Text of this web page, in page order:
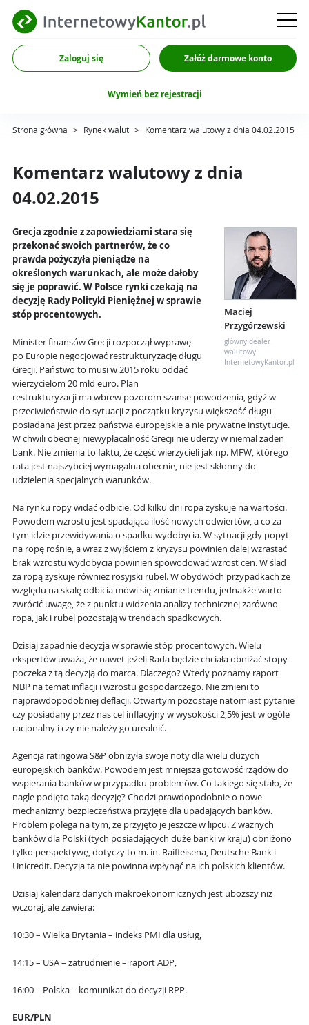
Zaloguj się Załóż darmowe konto
Wymień bez rejestracji
Strona główna > Rynek walut > Komentarz walutowy z dnia 04.02.2015
Komentarz walutowy z dnia
04.02.2015
Maciej
Przygórzewski
główny dealer
walutowy
InternetowyKantor.pl
Grecja zgodnie z zapowiedziami stara się
przekonać swoich partnerów, że co
prawda pożyczyła pieniądze na
określonych warunkach, ale może dałoby
się je poprawić. W Polsce rynki czekają na
decyzję Rady Polityki Pieniężnej w sprawie
stóp procentowych.
Minister finansów Grecji rozpoczął wyprawę
po Europie negocjować restrukturyzację długu
Grecji. Państwo to musi w 2015 roku oddać
wierzycielom 20 mld euro. Plan
restrukturyzacji ma wbrew pozorom szanse powodzenia, gdyż w
przeciwieństwie do sytuacji z początku kryzysu większość długu
posiadana jest przez państwa europejskie a nie prywatne instytucje.
W chwili obecnej niewypłacalność Grecji nie uderzy w niemal żaden
bank. Nie zmienia to faktu, że część wierzycieli jak np. MFW, którego
rata jest najszybciej wymagalna obecnie, nie jest skłonny do
udzielenia specjalnych warunków.
Na rynku ropy widać odbicie. Od kilku dni ropa zyskuje na wartości.
Powodem wzrostu jest spadająca ilość nowych odwiertów, a co za
tym idzie przewidywania o spadku wydobycia. W sytuacji gdy popyt
na ropę rośnie, a wraz z wyjściem z kryzysu powinien dalej wzrastać
brak wzrostu wydobycia powinien spowodować wzrost cen. W ślad
za ropą zyskuje również rosyjski rubel. W obydwóch przypadkach ze
względu na skalę odbicia mówi się zmianie trendu, jednakże warto
zwrócić uwagę, że z punktu widzenia analizy technicznej zarówno
ropa, jak i rubel pozostają w trendach spadkowych.
Dzisiaj zapadnie decyzja w sprawie stóp procentowych. Wielu
ekspertów uważa, że nawet jeżeli Rada będzie chciała obniżać stopy
poczeka z tą decyzją do marca. Dlaczego? Wtedy poznamy raport
NBP na temat inflacji i wzrostu gospodarczego. Nie zmieni to
najprawdopodobniej deflacji. Otwartym pozostaje natomiast pytanie
czy posiadany przez nas cel inflacyjny w wysokości 2,5% jest w ogóle
racjonalny i czy nie należy go urealnić.
Agencja ratingowa S&P obniżyła swoje noty dla wielu dużych
europejskich banków. Powodem jest mniejsza gotowość rządów do
wspierania banków w przypadku problemów. Co takiego się stało, że
nagle podjęto taką decyzję? Chodzi prawdopodobnie o nowe
mechanizmy bezpieczeństwa przyjęte dla upadających banków.
Problem polega na tym, że przyjęto je jeszcze w lipcu. Z ważnych
banków dla Polski (tych posiadających duże banki w kraju) obniżono
tylko perspektywę, dotyczy to m. in. Raiffeisena, Deutsche Bank i
Unicredit. Decyzja ta nie powinna wpłynąć na ich polskich klientów.
Dzisiaj kalendarz danych makroekonomicznych jest uboższy niż
wczoraj, ale zawiera:
10:30 – Wielka Brytania – indeks PMI dla usług,
14:15 – USA – zatrudnienie – raport ADP,
16:00 – Polska – komunikat do decyzji RPP.
EUR/PLN